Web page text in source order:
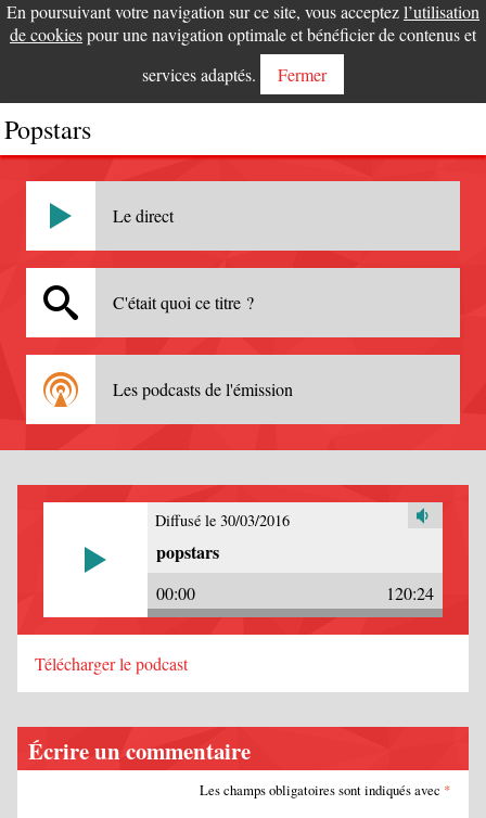
En poursuivant votre navigation sur ce site, vous acceptezl’utilisation
de cookiespour une navigation optimale et bénéficier de contenus et
services adaptés.
Fermer
Popstars
Le direct
C'était quoi ce titre ?
Les podcasts de l'émission
Diffusé le 30/03/2016
popstars
00:00 120:24
Télécharger le podcast
Écrire un commentaire
Les champs obligatoires sont indiqués avec *